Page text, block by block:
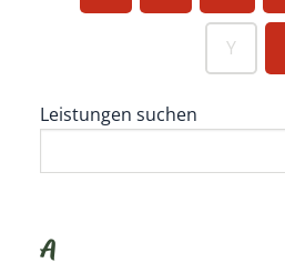
Y
Leistungen suchen
A